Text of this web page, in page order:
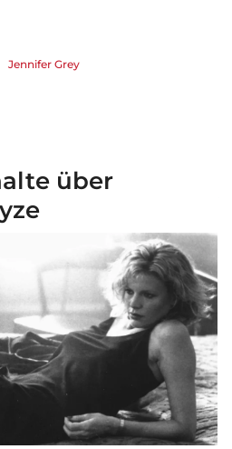
Jennifer Grey
über